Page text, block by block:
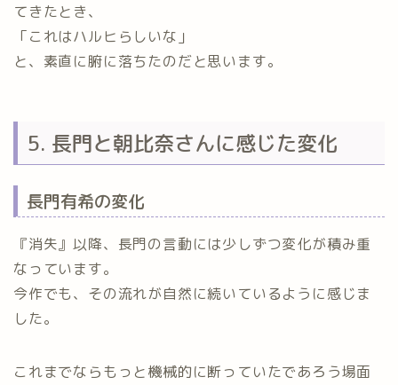
てきたとき、
「これはハルヒらしいな」
と、素直に腑に落ちたのだと思います。
5. 長門と朝比奈さんに感じた変化
長門有希の変化
『消失』以降、長門の言動には少しずつ変化が積み重
なっています。
今作でも、その流れが自然に続いているように感じま
した。
これまでならもっと機械的に断っていたであろう場面